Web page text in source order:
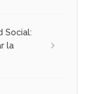
Social:
la